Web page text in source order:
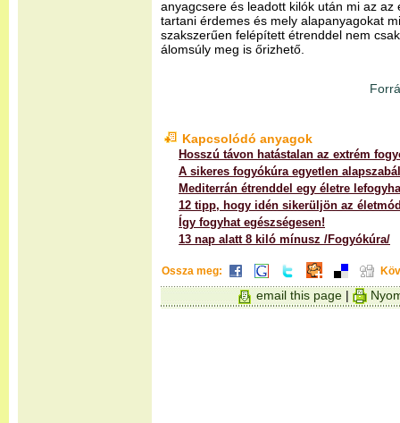
anyagcsere és leadott kilók után mi az az
tartani érdemes és mely alapanyagokat
szakszerűen felépített étrenddel nem
álomsúly meg is őrizhető.
Kapcsolódó anyagok
Hosszú távon hatástalan az extrém
A sikeres fogyókúra egyetlen
Mediterrán étrenddel egy életre
12 tipp, hogy idén sikerüljön az
Így fogyhat egészségesen!
13 nap alatt 8 kiló mínusz /Fogyókúra/
Ossza meg:
email this page |